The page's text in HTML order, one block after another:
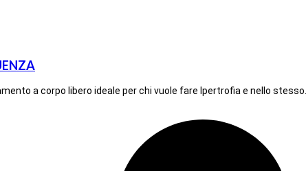
a corpo libero ideale per chi vuole fare Ipertrofia e nello stesso…